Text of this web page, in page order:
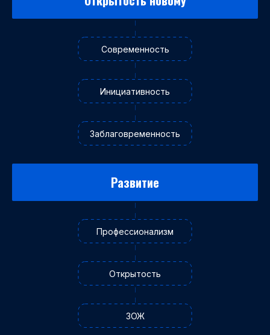
Современность
Инициативность
Заблаговременность
Развитие
Профессионализм
Открытость
ЗОЖ